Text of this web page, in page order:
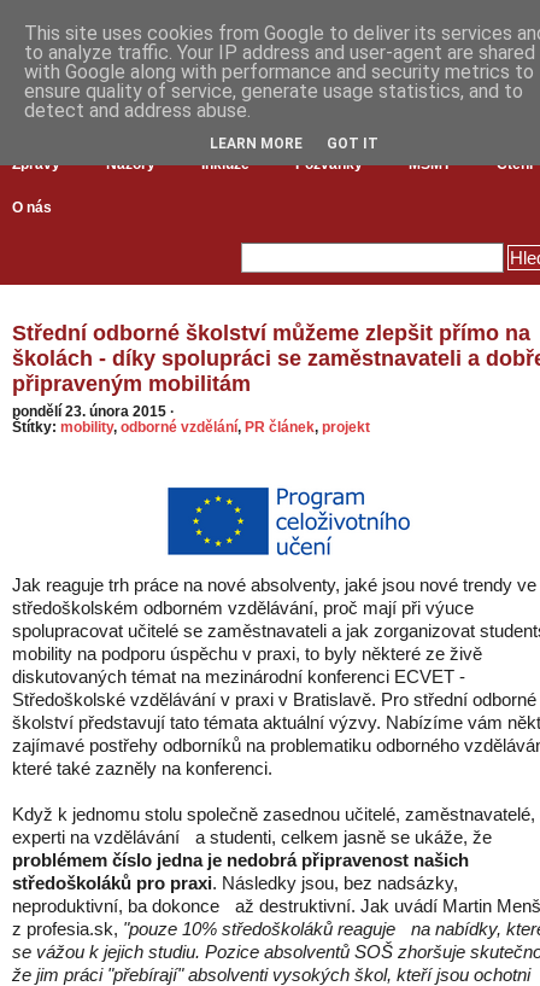
Zprávy Názory Inkluze Pozvánky MŠMT Čtení
O nás
Střední odborné školství můžeme zlepšit přímo na
školách - díky spolupráci se zaměstnavateli a
připraveným mobilitám
pondělí 23. února 2015 ·
Štítky: mobility, odborné vzdělání, PR článek, projekt
Jak reaguje trh práce na nové absolventy, jaké jsou nové trendy ve
středoškolském odborném vzdělávání, proč mají při výuce
spolupracovat učitelé se zaměstnavateli a jak zorganizovat
mobility na podporu úspěchu v praxi, to byly některé ze živě
diskutovaných témat na mezinárodní konferenci ECVET -
Středoškolské vzdělávání v praxi v Bratislavě. Pro střední odborné
školství představují tato témata aktuální výzvy. Nabízíme vám
zajímavé postřehy odborníků na problematiku odborného
které také zazněly na konferenci.
Když k jednomu stolu společně zasednou učitelé, zaměstnavatelé,
experti na vzdělávání
a studenti, celkem
problémem číslo jedna je nedobrá připravenost našich
středoškoláků pro praxi. Následky jsou, bez nadsázky,
neproduktivní, ba dokonce
až destruktivní. Jak uvádí Martin
z profesia.sk, "pouze 10% středoškoláků reaguje
na nabídky,
se vážou k jejich studiu. Pozice absolventů SOŠ zhoršuje
že jim práci "přebírají" absolventi vysokých škol, kteří jsou ochotni
This site uses cookies from Google to deliver its services
to analyze traffic. Your IP address and user-agent are shared
with Google along with performance and security metrics to
ensure quality of service, generate usage statistics, and to
detect and address abuse.
LEARN MORE GOT IT